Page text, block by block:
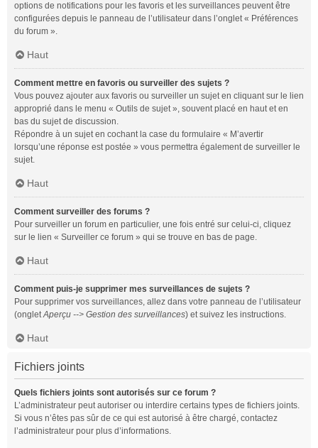
options de notifications pour les favoris et les surveillances peuvent être
configurées depuis le panneau de l’utilisateur dans l’onglet « Préférences
du forum ».
Haut
Comment mettre en favoris ou surveiller des sujets ?
Vous pouvez ajouter aux favoris ou surveiller un sujet en cliquant sur le lien
approprié dans le menu « Outils de sujet », souvent placé en haut et en
bas du sujet de discussion.
Répondre à un sujet en cochant la case du formulaire « M’avertir
lorsqu’une réponse est postée » vous permettra également de surveiller le
sujet.
Haut
Comment surveiller des forums ?
Pour surveiller un forum en particulier, une fois entré sur celui-ci, cliquez
sur le lien « Surveiller ce forum » qui se trouve en bas de page.
Haut
Comment puis-je supprimer mes surveillances de sujets ?
Pour supprimer vos surveillances, allez dans votre panneau de l’utilisateur
(ongletAperçu --> Gestion des surveillances) et suivez les instructions.
Haut
Fichiers joints
Quels fichiers joints sont autorisés sur ce forum ?
L’administrateur peut autoriser ou interdire certains types de fichiers joints.
Si vous n’êtes pas sûr de ce qui est autorisé à être chargé, contactez
l’administrateur pour plus d’informations.